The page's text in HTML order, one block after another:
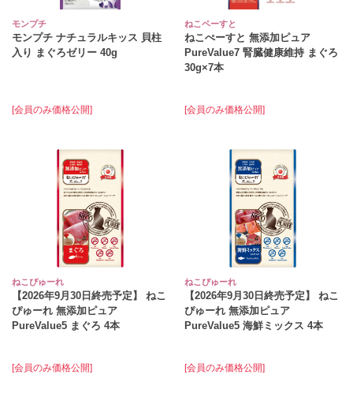
モンプチ
モンプチ ナチュラルキッス 貝柱
入り まぐろゼリー 40g
[会員のみ価格公開]
ねこペーすと
ねこぺーすと 無添加ピュア
PureValue7 腎臓健康維持 まぐろ
30g×7本
[会員のみ価格公開]
ねこぴゅーれ
【2026年9月30日終売予定】 ねこ
ぴゅーれ 無添加ピュア
PureValue5 まぐろ 4本
[会員のみ価格公開]
ねこぴゅーれ
【2026年9月30日終売予定】 ねこ
ぴゅーれ 無添加ピュア
PureValue5 海鮮ミックス 4本
[会員のみ価格公開]